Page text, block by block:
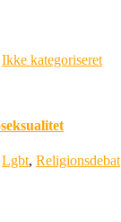
Ikke kategoriseret
Lgbt, Religionsdebat